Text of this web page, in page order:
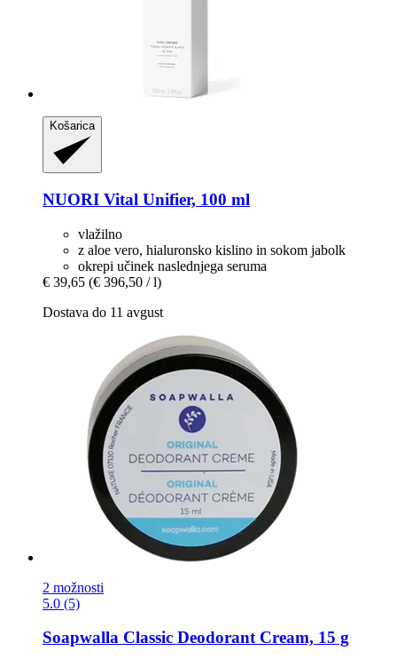
Košarica
NUORI Vital Unifier, 100 ml
vlažilno
z aloe vero, hialuronsko kislino in sokom jabolk
okrepi učinek naslednjega seruma
€ 39,65 (€ 396,50 / l)
Dostava do 11 avgust
2 možnosti
5.0 (5)
Soapwalla Classic Deodorant Cream, 15 g